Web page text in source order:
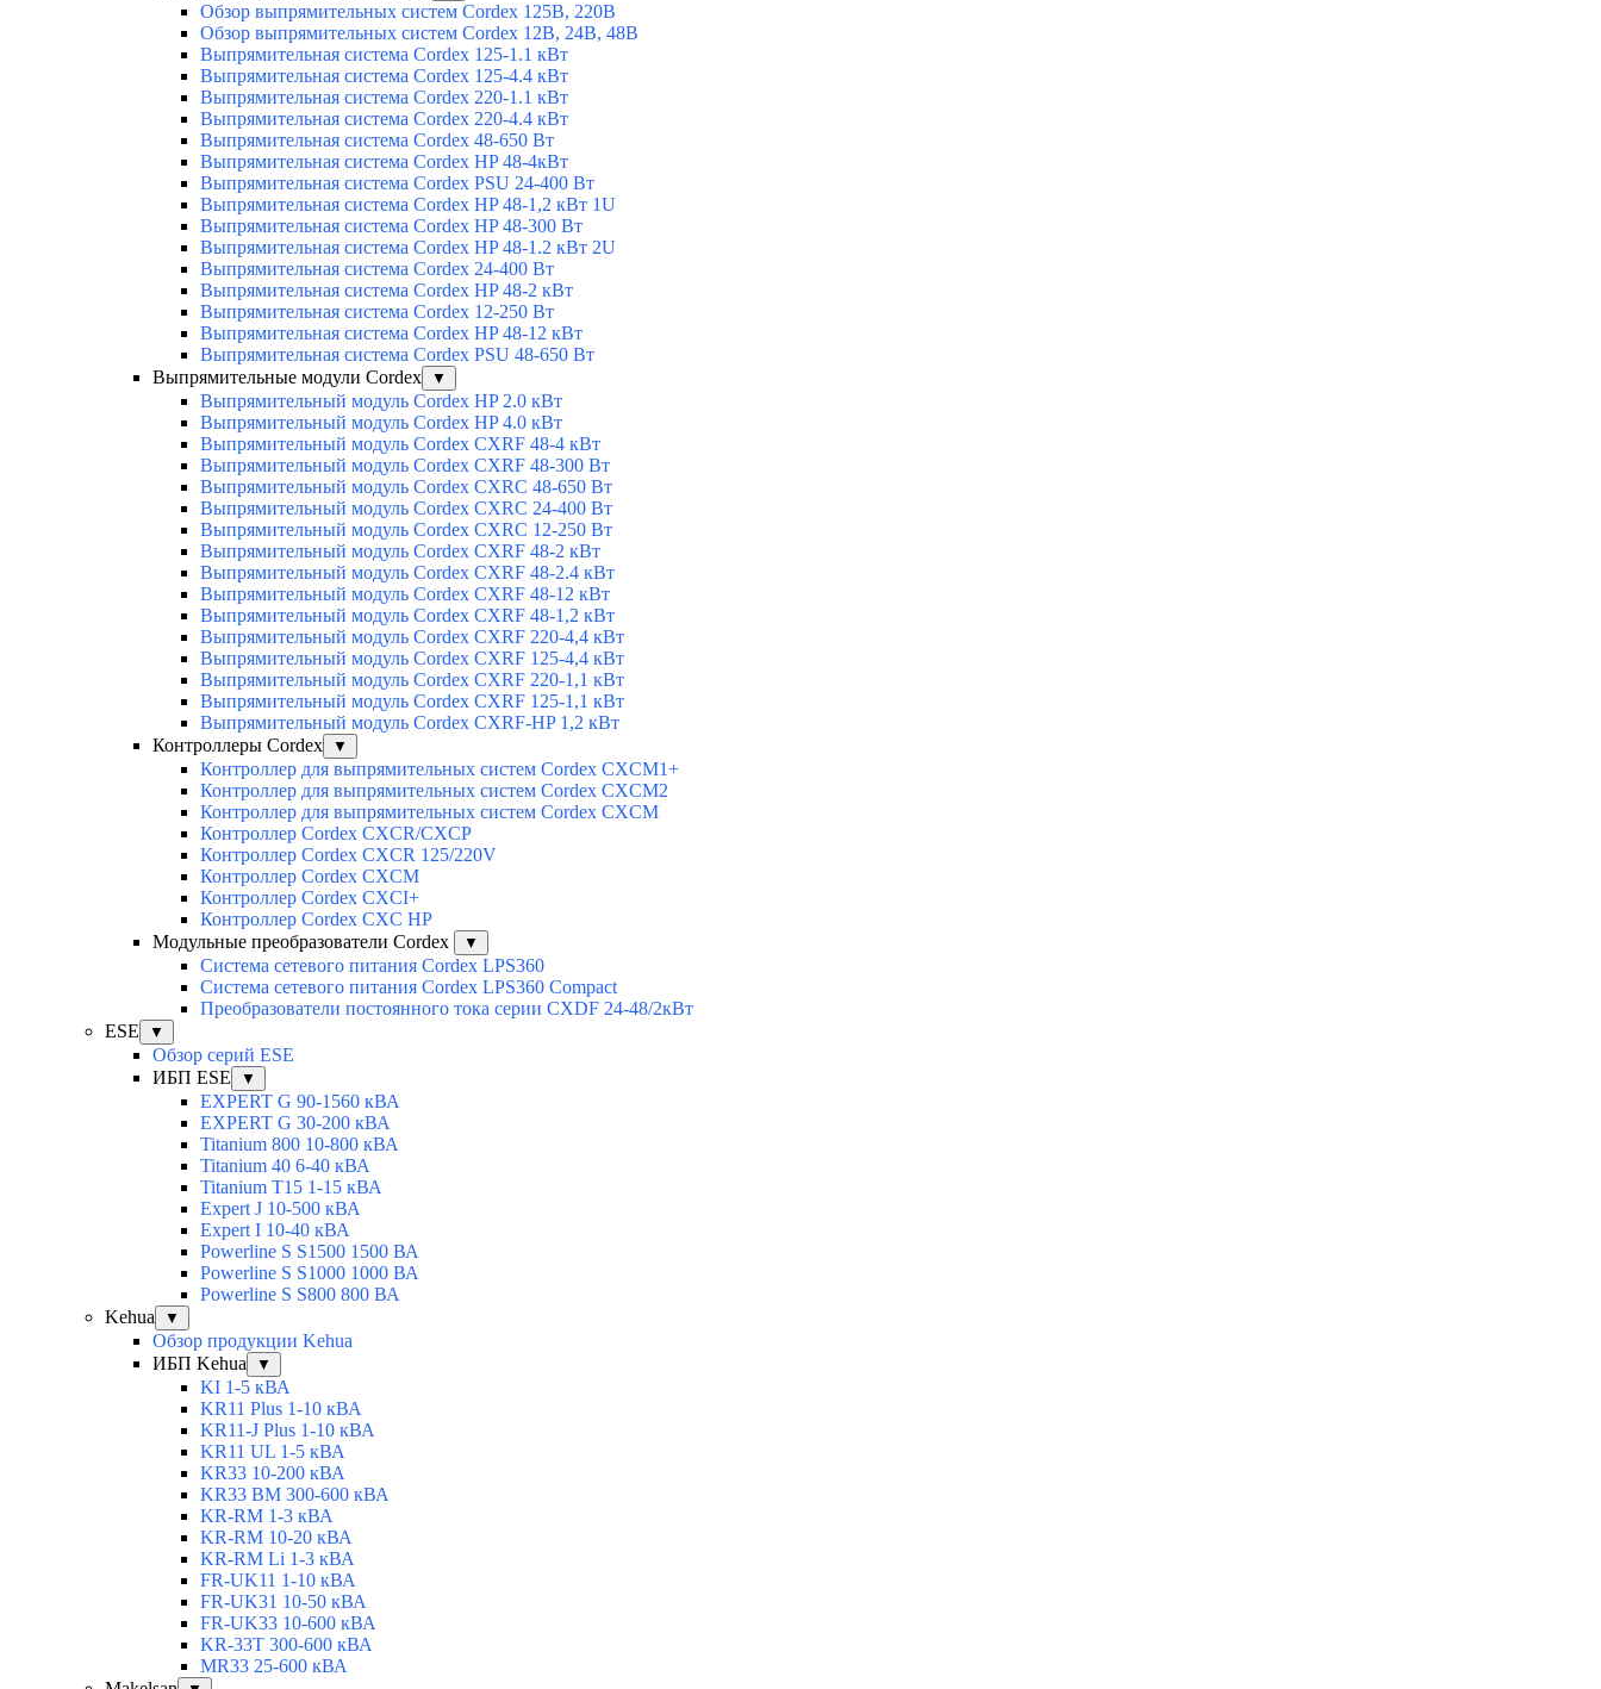
Обзор выпрямительных систем Cordex 125В, 220В
Обзор выпрямительных систем Cordex 12В, 24В, 48В
Выпрямительная система Cordex 125-1.1 кВт
Выпрямительная система Cordex 125-4.4 кВт
Выпрямительная система Cordex 220-1.1 кВт
Выпрямительная система Cordex 220-4.4 кВт
Выпрямительная система Cordex 48-650 Вт
Выпрямительная система Cordex HP 48-4кВт
Выпрямительная система Cordex PSU 24-400 Вт
Выпрямительная система Cordex HP 48-1,2 кВт 1U
Выпрямительная система Cordex HP 48-300 Вт
Выпрямительная система Cordex HP 48-1.2 кВт 2U
Выпрямительная система Cordex 24-400 Вт
Выпрямительная система Cordex HP 48-2 кВт
Выпрямительная система Cordex 12-250 Вт
Выпрямительная система Cordex HP 48-12 кВт
Выпрямительная система Cordex PSU 48-650 Вт
Выпрямительные модули Cordex
▼
Выпрямительный модуль Cordex HP 2.0 кВт
Выпрямительный модуль Cordex HP 4.0 кВт
Выпрямительный модуль Cordex CXRF 48-4 кВт
Выпрямительный модуль Cordex CXRF 48-300 Вт
Выпрямительный модуль Cordex CXRС 48-650 Вт
Выпрямительный модуль Cordex CXRС 24-400 Вт
Выпрямительный модуль Cordex CXRС 12-250 Вт
Выпрямительный модуль Cordex CXRF 48-2 кВт
Выпрямительный модуль Cordex CXRF 48-2.4 кВт
Выпрямительный модуль Cordex CXRF 48-12 кВт
Выпрямительный модуль Cordex CXRF 48-1,2 кВт
Выпрямительный модуль Cordex CXRF 220-4,4 кВт
Выпрямительный модуль Cordex CXRF 125-4,4 кВт
Выпрямительный модуль Cordex CXRF 220-1,1 кВт
Выпрямительный модуль Cordex CXRF 125-1,1 кВт
Выпрямительный модуль Cordex CXRF-HP 1,2 кВт
Контроллеры Cordex
▼
Контроллер для выпрямительных систем Cordex CXCM1+
Контроллер для выпрямительных систем Cordex CXCM2
Контроллер для выпрямительных систем Cordex CXCM
Контроллер Cordex CXCR/CXCP
Контроллер Cordex CXCR 125/220V
Контроллер Cordex CXCM
Контроллер Cordex CXCI+
Контроллер Cordex CXC HP
Модульные преобразователи Cordex
▼
Система сетевого питания Cordex LPS360
Система сетевого питания Cordex LPS360 Compact
Преобразователи постоянного тока серии CXDF 24-48/2кВт
ESE
▼
Обзор серий ESE
ИБП ESE
▼
EXPERT G 90-1560 кВА
EXPERT G 30-200 кВА
Titanium 800 10-800 кВА
Titanium 40 6-40 кВА
Titanium T15 1-15 кВА
Expert J 10-500 кВА
Expert I 10-40 кВА
Powerline S S1500 1500 ВА
Powerline S S1000 1000 ВА
Powerline S S800 800 ВА
Kehua
▼
Обзор продукции Kehua
ИБП Kehua
▼
KI 1-5 кВА
KR11 Plus 1-10 кВА
KR11-J Plus 1-10 кВА
KR11 UL 1-5 кВА
KR33 10-200 кВА
KR33 BM 300-600 кВА
KR-RM 1-3 кВА
KR-RM 10-20 кВА
KR-RM Li 1-3 кВА
FR-UK11 1-10 кВА
FR-UK31 10-50 кВА
FR-UK33 10-600 кВА
KR-33T 300-600 кВА
MR33 25-600 кВА